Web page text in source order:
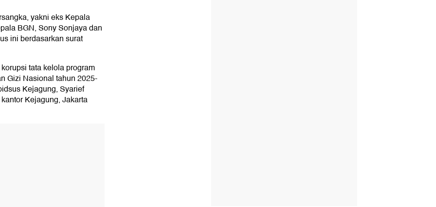
yakni eks Kepala
BGN, Sony Sonjaya dan
ini berdasarkan surat
tata kelola program
Gizi Nasional tahun 2025-
Kejagung, Syarief
Kejagung, Jakarta